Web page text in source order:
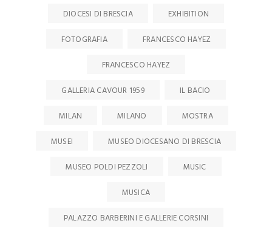
DIOCESI DI BRESCIA
EXHIBITION
FOTOGRAFIA
FRANCESCO HAYEZ
FRANCESCO HAYEZ
GALLERIA CAVOUR 1959
IL BACIO
MILAN
MILANO
MOSTRA
MUSEI
MUSEO DIOCESANO DI BRESCIA
MUSEO POLDI PEZZOLI
MUSIC
MUSICA
PALAZZO BARBERINI E GALLERIE CORSINI